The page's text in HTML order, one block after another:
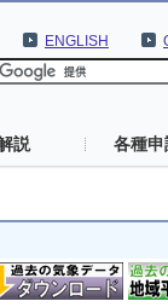
ENGLISH
説 各種